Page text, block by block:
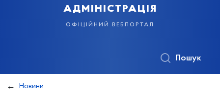
адміністрація
офіційний вебпортал
Пошук
Новини